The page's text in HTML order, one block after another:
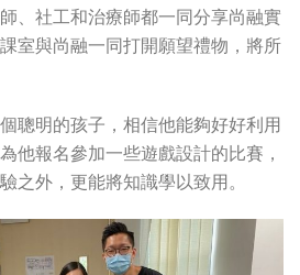
、社工和治療師都一同分享尚融實
室與尚融一同打開願望禮物，將所
聰明的孩子，相信他能夠好好利用
他報名參加一些遊戲設計的比賽，
之外，更能將知識學以致用。